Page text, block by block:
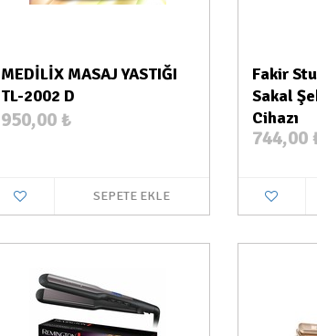
MEDİLİX MASAJ YASTIĞI
TL-2002 D
950,00 ₺
SEPETE EKLE
Fakir
Sakal
Cihazı
744,00